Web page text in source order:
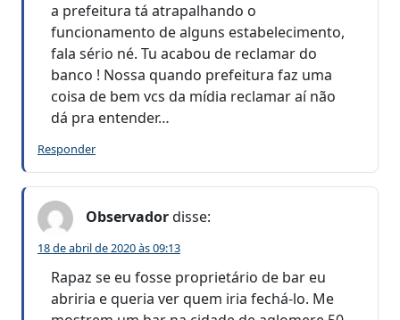
a prefeitura tá atrapalhando o
funcionamento de alguns estabelecimento,
fala sério né. Tu acabou de reclamar do
banco ! Nossa quando prefeitura faz uma
coisa de bem vcs da mídia reclamar aí não
dá pra entender…
Responder
Observadordisse:
18 de abril de 2020 às 09:13
Rapaz se eu fosse proprietário de bar eu
abriria e queria ver quem iria fechá-lo. Me